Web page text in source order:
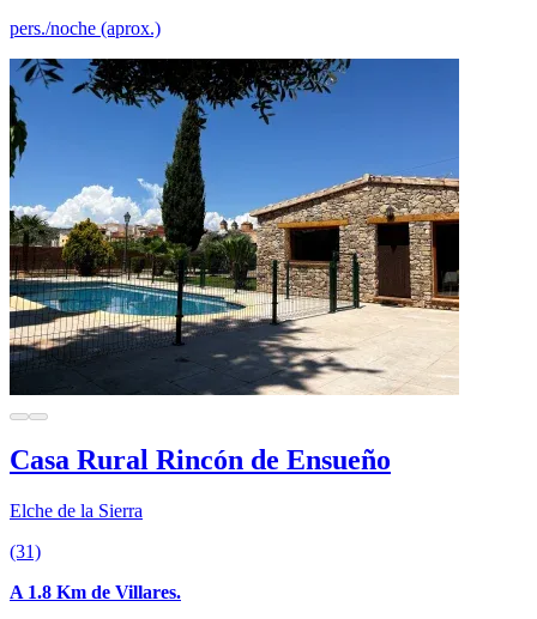
pers./noche (aprox.)
Casa Rural Rincón de Ensueño
Elche de la Sierra
(31)
A 1.8 Km de Villares.